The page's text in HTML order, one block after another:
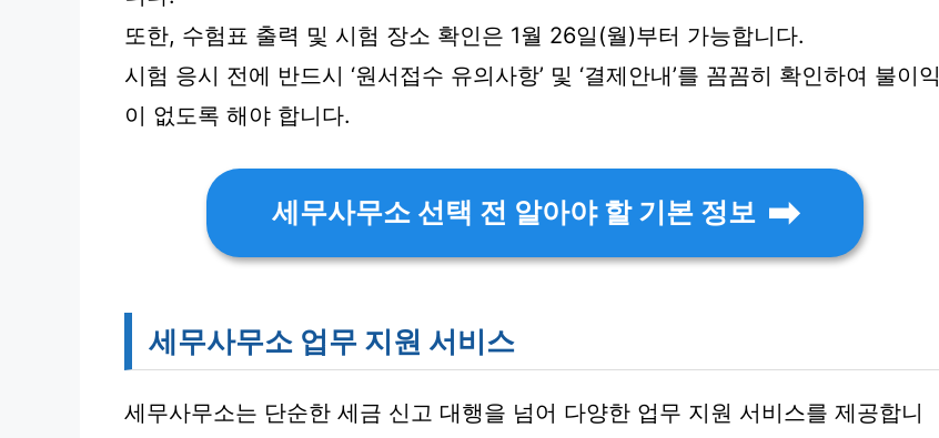
또한, 수험표 출력 및 시험 장소 확인은 1월 26일(월)부터 가능합니다.
시험 응시 전에 반드시 ‘원서접수 유의사항’ 및 ‘결제안내’를 꼼꼼히 확인하여 불이익
이 없도록 해야 합니다.
세무사무소 선택 전 알아야 할 기본 정보
세무사무소 업무 지원 서비스
세무사무소는 단순한 세금 신고 대행을 넘어 다양한 업무 지원 서비스를 제공합니